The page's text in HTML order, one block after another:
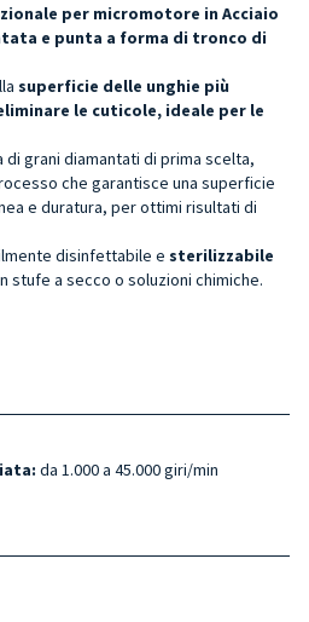
per micromotore in Acciaio
e punta a forma di tronco di
superficie delle unghie più
le cuticole, ideale per le
grani diamantati di prima scelta,
che garantisce una superficie
e duratura, per ottimi risultati di
disinfettabile e sterilizzabile
stufe a secco o soluzioni chimiche.
da 1.000 a 45.000 giri/min